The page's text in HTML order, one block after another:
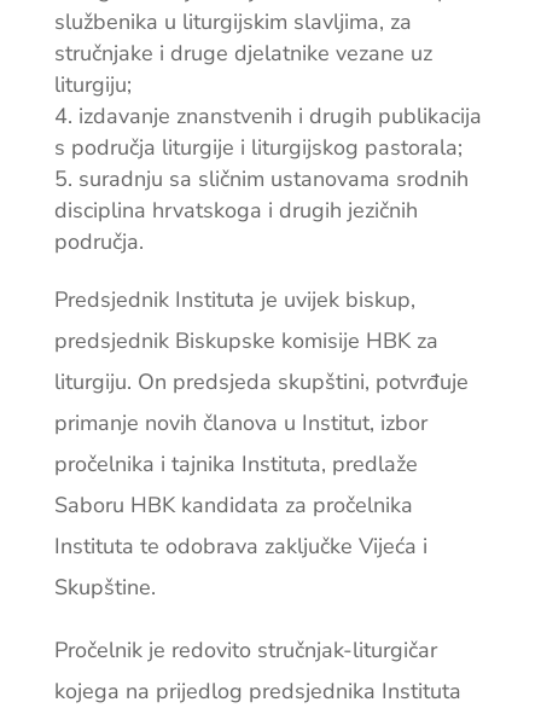
službenika u liturgijskim slavljima, za
stručnjake i druge djelatnike vezane uz
liturgiju;
izdavanje znanstvenih i drugih publikacija
s područja liturgije i liturgijskog pastorala;
suradnju sa sličnim ustanovama srodnih
disciplina hrvatskoga i drugih jezičnih
područja.
Predsjednik Instituta je uvijek biskup,
predsjednik Biskupske komisije HBK za
liturgiju. On predsjeda skupštini, potvrđuje
primanje novih članova u Institut, izbor
pročelnika i tajnika Instituta, predlaže
Saboru HBK kandidata za pročelnika
Instituta te odobrava zaključke Vijeća i
Skupštine.
Pročelnik je redovito stručnjak-liturgičar
kojega na prijedlog predsjednika Instituta